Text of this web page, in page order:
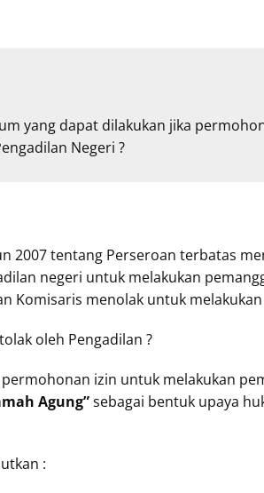
yang dapat dilakukan jika
Negeri ?
2007 tentang Perseroan terbatas
negeri untuk melakukan
Komisaris menolak untuk melakukan
oleh Pengadilan ?
izin untuk melakukan
Agung”sebagai bentuk upaya
: